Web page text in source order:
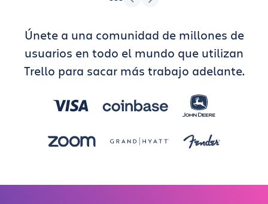
Únete a una comunidad de millones de
usuarios en todo el mundo que utilizan
Trello para sacar más trabajo adelante.